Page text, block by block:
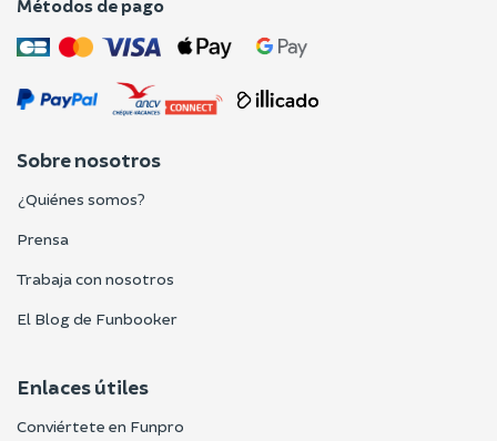
Métodos de pago
Sobre nosotros
¿Quiénes somos?
Prensa
Trabaja con nosotros
El Blog de Funbooker
Enlaces útiles
Conviértete en Funpro